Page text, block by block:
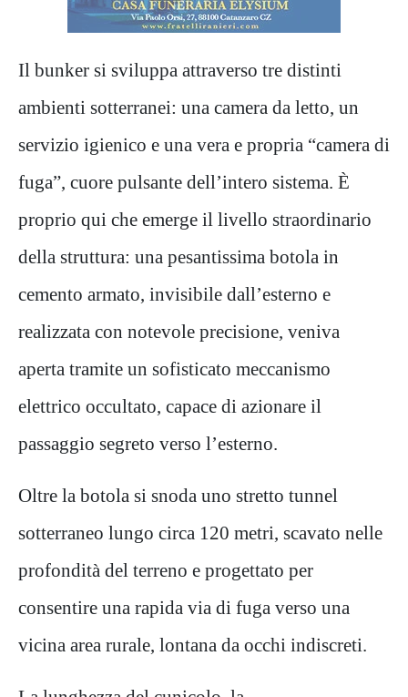
Il bunker si sviluppa attraverso tre distinti
ambienti sotterranei: una camera da letto, un
servizio igienico e una vera e propria “camera di
fuga”, cuore pulsante dell’intero sistema. È
proprio qui che emerge il livello straordinario
della struttura: una pesantissima botola in
cemento armato, invisibile dall’esterno e
realizzata con notevole precisione, veniva
aperta tramite un sofisticato meccanismo
elettrico occultato, capace di azionare il
passaggio segreto verso l’esterno.
Oltre la botola si snoda uno stretto tunnel
sotterraneo lungo circa 120 metri, scavato nelle
profondità del terreno e progettato per
consentire una rapida via di fuga verso una
vicina area rurale, lontana da occhi indiscreti.